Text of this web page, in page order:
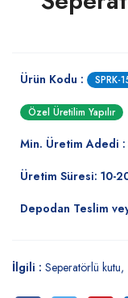
Ürün Kodu : SPRK-
Özel Üretilim Yapılır
Min. Üretim Adedi
Üretim Süresi: 10-
Depodan Teslim
İlgili : Seperatörlü kutu